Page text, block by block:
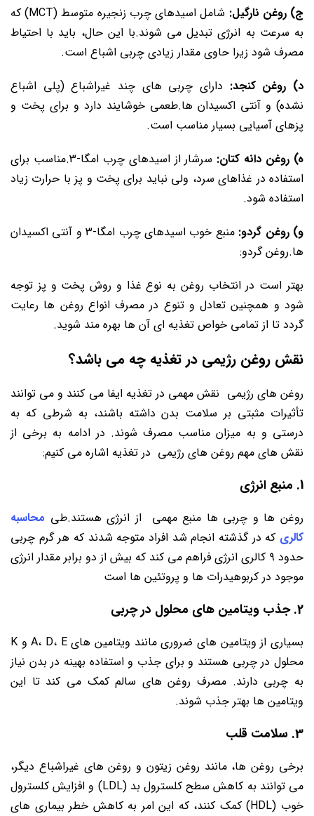
ج) روغن نارگیل:
شامل اسیدهای چرب زنجیره متوسط (MCT) که
به سرعت به انرژی تبدیل می ‌شوند.با این حال، باید با احتیاط
مصرف شود زیرا حاوی مقدار زیادی چربی اشباع است.
د) روغن کنجد: دارای چربی ‌های چند غیراشباع (پلی ‌اشباع
نشده) و آنتی ‌اکسیدان ‌ها.طعمی خوشایند دارد و برای پخت و
پزهای آسیایی بسیار مناسب است.
ه) روغن دانه کتان:
سرشار از اسیدهای چرب امگا-3.مناسب برای
استفاده در غذاهای سرد، ولی نباید برای پخت و پز با حرارت زیاد
استفاده شود.
و) روغن گردو:
منبع خوب اسیدهای چرب امگا-3 و آنتی ‌اکسیدان
‌ها.روغن گردو:
بهتر است در انتخاب روغن به نوع غذا و روش پخت و پز توجه
شود و همچنین تعادل و تنوع در مصرف انواع روغن ‌ها رعایت
گردد تا از تمامی خواص تغذیه ‌ای آن ‌ها بهره ‌مند شوید.
نقش روغن رژیمی در تغذیه چه می باشد؟
روغن ‌های رژیمی نقش مهمی در تغذیه ایفا می ‌کنند و می ‌توانند
تأثیرات مثبتی بر سلامت بدن داشته باشند، به شرطی که به
درستی و به میزان مناسب مصرف شوند. در ادامه به برخی از
نقش ‌های مهم روغن ‌های رژیمی در تغذیه اشاره می ‌کنیم:
1. منبع انرژی
روغن ‌ها و چربی ‌ها منبع مهمی از انرژی هستند.طی محاسبه
کالری که در گذشته انجام شد افراد متوجه شدند که هر گرم چربی
حدود ۹ کالری انرژی فراهم می ‌کند که بیش از دو برابر مقدار انرژی
موجود در کربوهیدرات ‌ها و پروتئین ‌ها است
2. جذب ویتامین ‌های محلول در چربی
بسیاری از ویتامین ‌های ضروری مانند ویتامین ‌های A، D، E و K
محلول در چربی هستند و برای جذب و استفاده بهینه در بدن نیاز
به چربی دارند. مصرف روغن ‌های سالم کمک می ‌کند تا این
ویتامین‌ ها بهتر جذب شوند.
3. سلامت قلب
برخی روغن ‌ها، مانند روغن زیتون و روغن ‌های غیراشباع دیگر،
می ‌توانند به کاهش سطح کلسترول بد (LDL) و افزایش کلسترول
خوب (HDL) کمک کنند، که این امر به کاهش خطر بیماری ‌های